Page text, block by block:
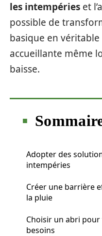
les intempéries et
possible de
basique en
accueillante même
baisse.
Adopter des
intempéries
Créer une barrière
la pluie
Choisir un abri
besoins